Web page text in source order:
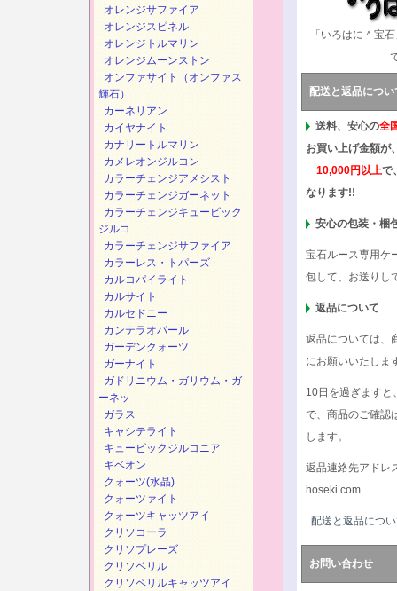
「いろはに＾宝
配送と返品につい
送料、安心の全
お買い上げ金額が
10,000円以上で
なります!!
安心の包装・梱
宝石ルース専用ケ
包して、お送りし
返品について
返品については、
にお願いいたしま
10日を過ぎますと
で、商品のご確認
します。
返品連絡先アドレ
hoseki.com
配送と返品につ
お問い合わせ
オレンジサファイア
オレンジスピネル
オレンジトルマリン
オレンジムーンストン
オンファサイト（オンファス
輝石）
カーネリアン
カイヤナイト
カナリートルマリン
カメレオンジルコン
カラーチェンジアメシスト
カラーチェンジガーネット
カラーチェンジキュービック
ジルコ
カラーチェンジサファイア
カラーレス・トパーズ
カルコパイライト
カルサイト
カルセドニー
カンテラオパール
ガーデンクォーツ
ガーナイト
ガドリニウム・ガリウム・ガ
ーネッ
ガラス
キャシテライト
キュービックジルコニア
ギベオン
クォーツ(水晶)
クォーツァイト
クォーツキャッツアイ
クリソコーラ
クリソプレーズ
クリソベリル
クリソベリルキャッツアイ